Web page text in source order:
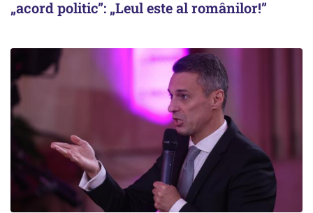
„acord politic”: „Leul este al românilor!”